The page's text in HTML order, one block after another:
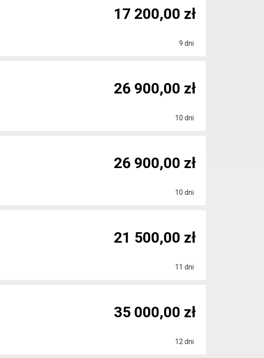
9 dni
17 200,00 zł
10 dni
26 900,00 zł
10 dni
26 900,00 zł
11 dni
21 500,00 zł
12 dni
35 000,00 zł